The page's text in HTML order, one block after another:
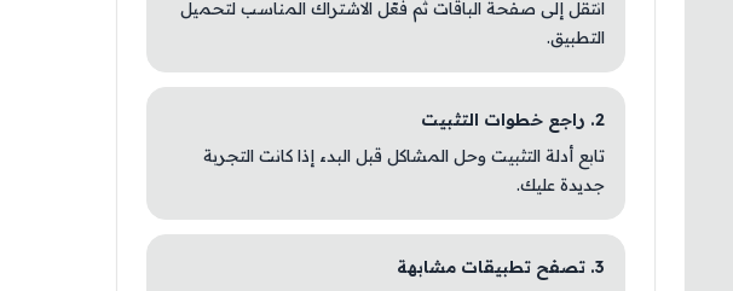
انتقل إلى صفحة الباقات ثم فعّل الاشتراك المناسب لتحميل
التطبيق.
2. راجع خطوات التثبيت
تابع أدلة التثبيت وحل المشاكل قبل البدء إذا كانت التجربة
جديدة عليك.
3. تصفح تطبيقات مشابهة